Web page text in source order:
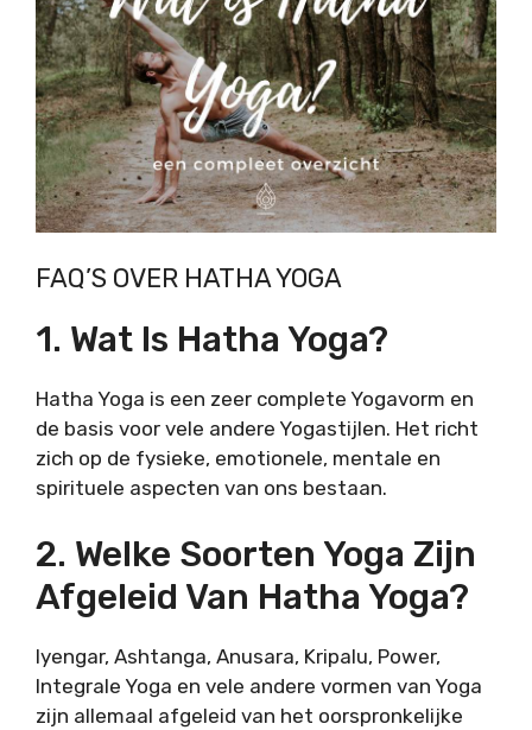
FAQ’S OVER HATHA YOGA
1. Wat Is Hatha Yoga?
Hatha Yoga is een zeer complete Yogavorm en
de basis voor vele andere Yogastijlen. Het richt
zich op de fysieke, emotionele, mentale en
spirituele aspecten van ons bestaan.
2. Welke Soorten Yoga Zijn
Afgeleid Van Hatha Yoga?
Iyengar, Ashtanga, Anusara, Kripalu, Power,
Integrale Yoga en vele andere vormen van Yoga
zijn allemaal afgeleid van het oorspronkelijke